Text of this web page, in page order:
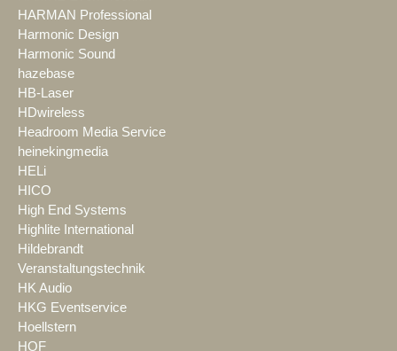
HARMAN Professional
Harmonic Design
Harmonic Sound
hazebase
HB-Laser
HDwireless
Headroom Media Service
heinekingmedia
HELi
HICO
High End Systems
Highlite International
Hildebrandt
Veranstaltungstechnik
HK Audio
HKG Eventservice
Hoellstern
HOF